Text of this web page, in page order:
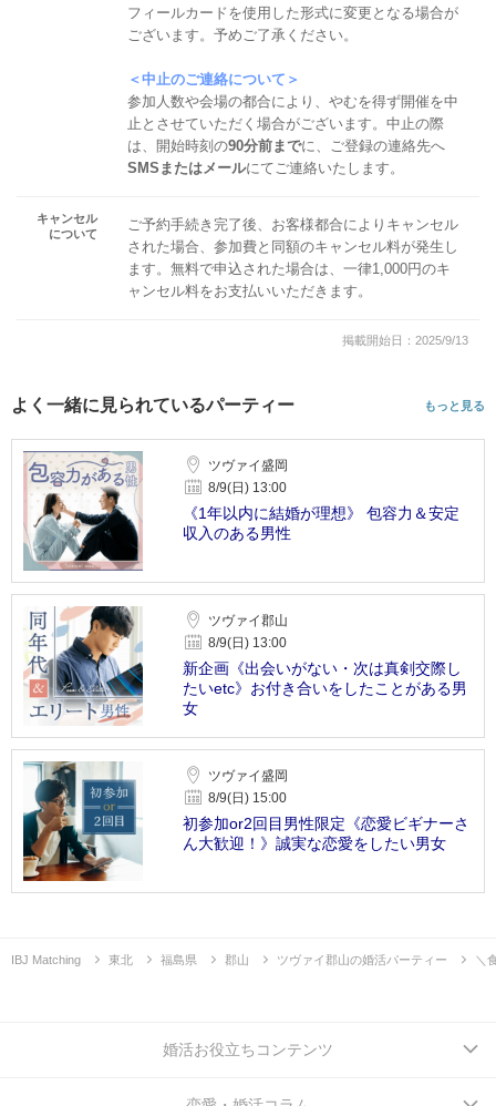
フィールカードを使用した形式に変更となる場合が
ございます。予めご了承ください。
＜中止のご連絡について＞
参加人数や会場の都合により、やむを得ず開催を中
止とさせていただく場合がございます。中止の際
は、開始時刻の90分前までに、ご登録の連絡先へ
SMSまたはメールにてご連絡いたします。
キャンセル
について
ご予約手続き完了後、お客様都合によりキャンセル
された場合、参加費と同額のキャンセル料が発生し
ます。無料で申込された場合は、一律1,000円のキ
ャンセル料をお支払いいただきます。
掲載開始日：2025/9/13
よく一緒に見られているパーティー もっと見る
ツヴァイ盛岡
8/9(日) 13:00
《1年以内に結婚が理想》 包容力＆安定
収入のある男性
ツヴァイ郡山
8/9(日) 13:00
新企画《出会いがない・次は真剣交際し
たいetc》お付き合いをしたことがある男
女
ツヴァイ盛岡
8/9(日) 15:00
初参加or2回目男性限定《恋愛ビギナーさ
ん大歓迎！》誠実な恋愛をしたい男女
IBJ Matching 東北 福島県 郡山 ツヴァイ郡山の婚活パーティー ＼
婚活お役立ちコンテンツ